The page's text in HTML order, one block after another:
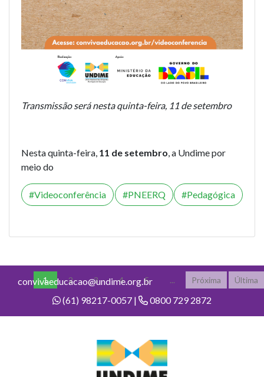
Transmissão será nesta quinta-feira, 11 de setembro
Nesta quinta-feira, 11 de setembro, a Undime por
meio do
Videoconferência PNEERQ Pedagógica
1 2 3 4 5 ... Próxima Última
convivaeducacao@undime.org.br
(61) 98217-0057 |
0800 729 2872